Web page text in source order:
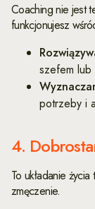
Coaching nie jest
funkcjonujesz
szefem lub
potrzeby i
4.
To układanie
zmęczenie.